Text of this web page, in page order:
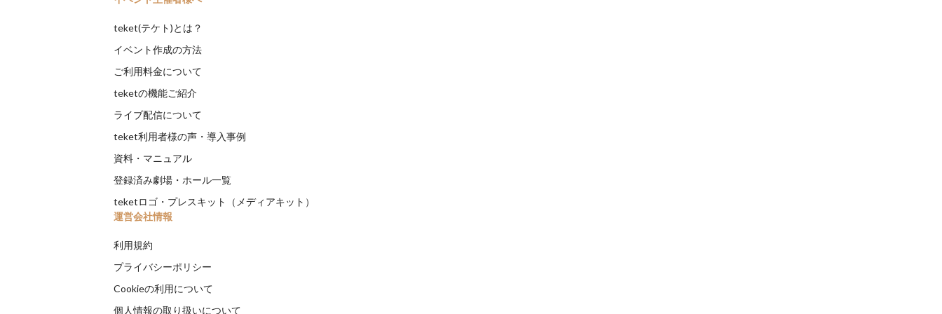
teket(テケト)とは？
イベント作成の方法
ご利用料金について
teketの機能ご紹介
ライブ配信について
teket利用者様の声・導入事例
資料・マニュアル
登録済み劇場・ホール一覧
teketロゴ・プレスキット（メディアキット）
運営会社情報
利用規約
プライバシーポリシー
Cookieの利用について
個人情報の取り扱いについて